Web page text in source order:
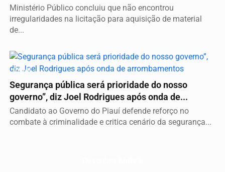
Ministério Público concluiu que não encontrou
irregularidades na licitação para aquisição de material
de...
GERAL
Segurança pública será prioridade do nosso
governo”, diz Joel Rodrigues após onda de...
Candidato ao Governo do Piauí defende reforço no
combate à criminalidade e critica cenário da segurança...